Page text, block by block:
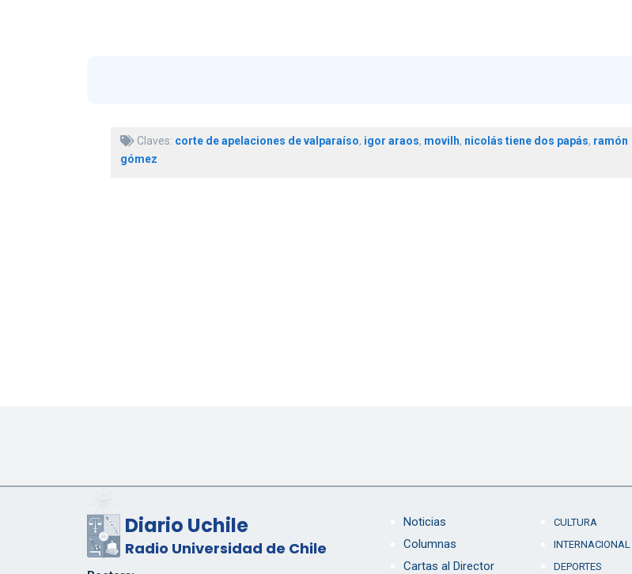
Claves: corte de apelaciones de valparaíso, igor araos, movilh, nicolás tiene dos papás, ramón
gómez
Diario Uchile
Radio Universidad de Chile
Noticias
Columnas
Cartas al Director
CULTURA
INTERNACIONAL
DEPORTES